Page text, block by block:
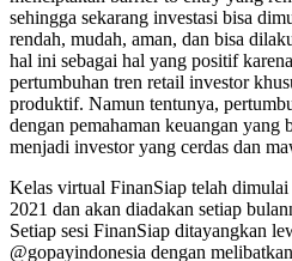
sehingga sekarang investasi bisa
rendah, mudah, aman, dan bisa
hal ini sebagai hal yang positif
pertumbuhan tren retail investor
produktif. Namun tentunya,
dengan pemahaman keuangan yang
menjadi investor yang cerdas dan
Kelas virtual FinanSiap telah dimulai
2021 dan akan diadakan setiap
Setiap sesi FinanSiap ditayangkan
@gopayindonesia dengan